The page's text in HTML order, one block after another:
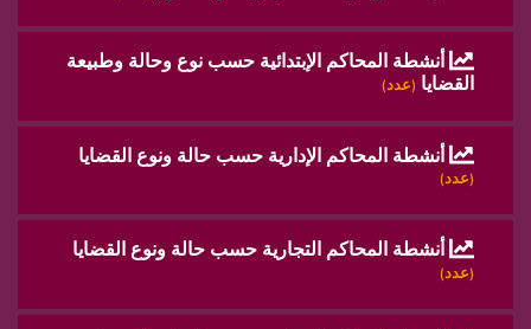
أنشطة المحاكم الإبتدائية حسب نوع وحالة وطبيعة
القضايا (عدد)
أنشطة المحاكم الإدارية حسب حالة ونوع القضايا
(عدد)
أنشطة المحاكم التجارية حسب حالة ونوع القضايا
(عدد)